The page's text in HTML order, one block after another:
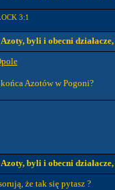
3:1
byli i obecni działacze,
Azotów w Pogoni?
byli i obecni działacze,
że tak się pytasz ?